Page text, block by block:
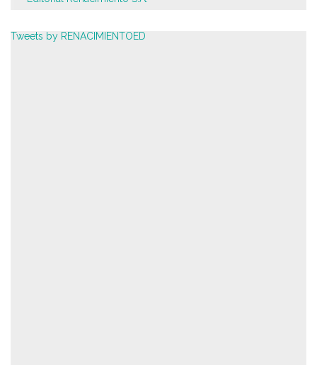
Tweets by RENACIMIENTOED